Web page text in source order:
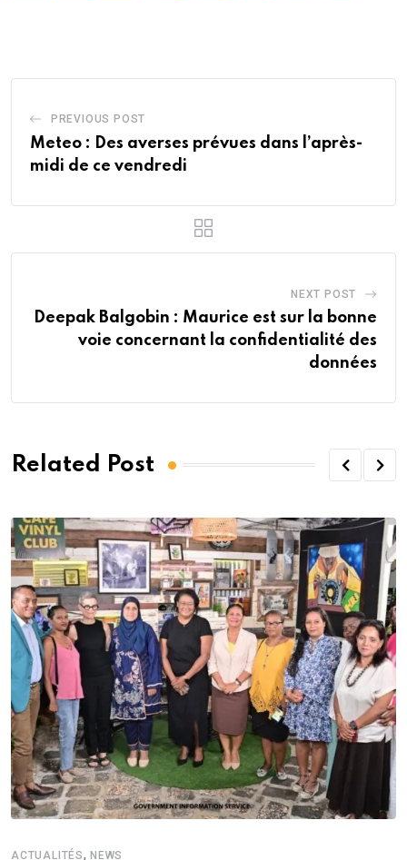
PREVIOUS POST
Meteo : Des averses prévues dans l’après-
midi de ce vendredi
NEXT POST
Deepak Balgobin : Maurice est sur la bonne
voie concernant la confidentialité des
données
Related Post
ACTUALITÉS, NEWS